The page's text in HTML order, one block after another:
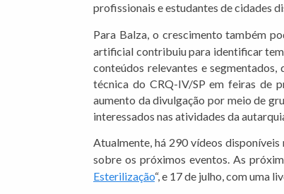
profissionais e estudantes de cidades
Para Balza, o crescimento também
artificial contribuiu para identificar
conteúdos relevantes e
técnica do CRQ-IV/SP em feiras de
aumento da divulgação por meio de
interessados nas atividades da
Atualmente, há 290 vídeos disponíveis
sobre os próximos eventos. As
Esterilização“, e 17 de julho, com uma